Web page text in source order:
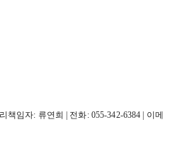
임자: 류연희 | 전화: 055-342-6384 | 이메